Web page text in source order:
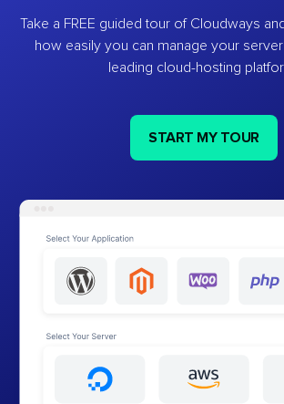
Take a FREE guided tour of Cloudways
how easily you can manage your
leading cloud-hosting
START MY TOUR